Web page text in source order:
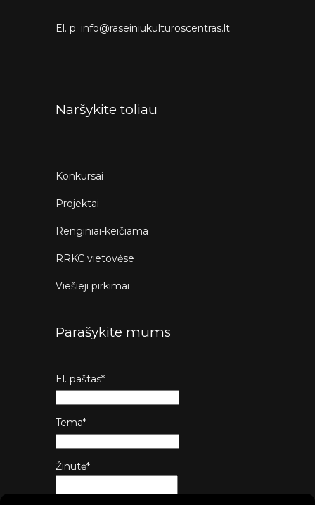
El. p. info@raseiniukulturoscentras.lt
Naršykite toliau
Konkursai
Projektai
Renginiai-keičiama
RRKC vietovėse
Viešieji pirkimai
Parašykite mums
El. paštas*
Tema*
Žinutė*